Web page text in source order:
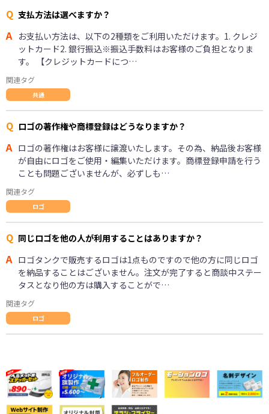
Q 支払方法は選べますか？
A お支払い方法は、以下の2種類をご利用いただけます。1. クレジ
ットカード2. 銀行振込※振込手数料はお客様のご負担となりま
す。 【クレジットカードにつ…
関連タグ
共通
Q ロゴの著作権や商標登録はどうなりますか？
A ロゴの著作権はお客様に譲渡いたします。その為、納品後お客様
が自由にロゴをご使用・編集いただけます。商標登録申請を行う
ことも問題ございませんが、必ずしも…
関連タグ
ロゴ
Q 同じロゴを他の人が利用することはありますか？
A ロゴタンクで販売するロゴは1点ものですので他の方に同じロゴ
を納品することはございません。注文が完了すると商談中ステー
タスとなり他の方は購入することがで…
関連タグ
ロゴ